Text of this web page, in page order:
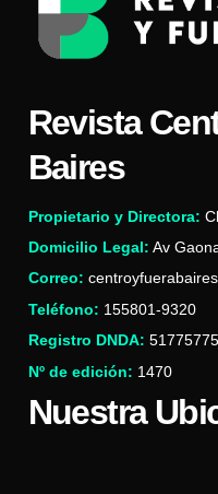
Revista
Baires
Propietario y Directora:
Domicilio Legal: Av
Correo:
Teléfono: 155801-9320
Registro DNDA: 51775775
Nº de edición: 1470
Nuestra